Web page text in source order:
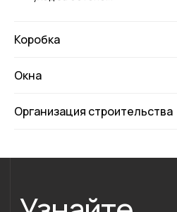
Коробка
Окна
Организация строительства